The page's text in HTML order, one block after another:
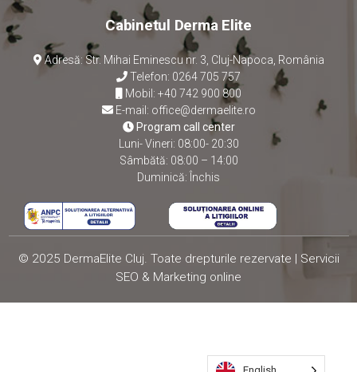
Cabinetul Derma Elite
Adresă: Str. Mihai Eminescu nr. 3, Cluj-Napoca, România
Telefon: 0264 705 757
Mobil: +40 742 900 800
E-mail: office@dermaelite.ro
Program call center
Luni- Vineri: 08:00- 20:30
Sâmbătă: 08:00 – 14:00
Duminică: Închis
© 2025 DermaElite Cluj. Toate drepturile rezervate | Servicii
SEO & Marketing online